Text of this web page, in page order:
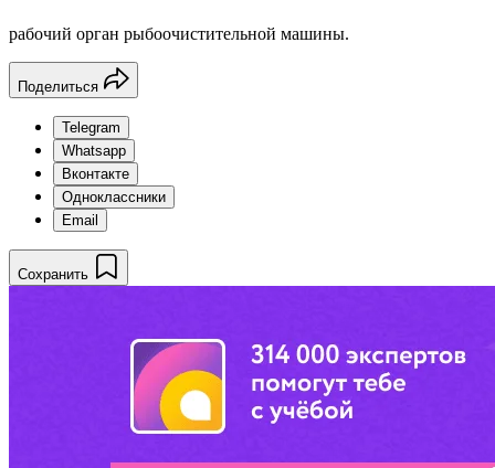
рабочий орган рыбоочистительной машины.
Поделиться
Telegram
Whatsapp
Вконтакте
Одноклассники
Email
Сохранить